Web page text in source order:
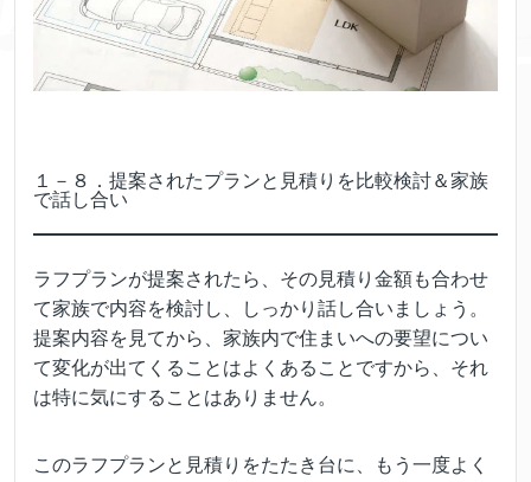
１－８．提案されたプランと見積りを比較検討＆家族
で話し合い
ラフプランが提案されたら、その見積り金額も合わせ
て家族で内容を検討し、しっかり話し合いましょう。
提案内容を見てから、家族内で住まいへの要望につい
て変化が出てくることはよくあることですから、それ
は特に気にすることはありません。
このラフプランと見積りをたたき台に、もう一度よく